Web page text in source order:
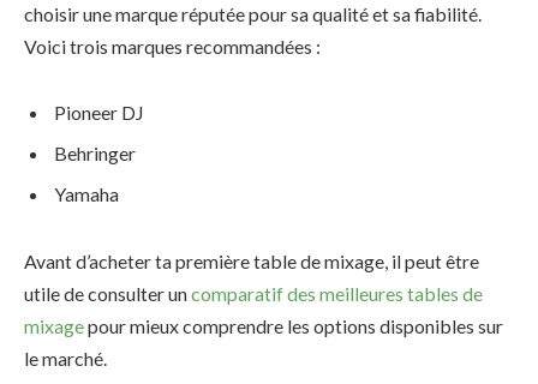
choisir une marque réputée pour sa qualité et sa fiabilité.
Voici trois marques recommandées :
Pioneer DJ
Behringer
Yamaha
Avant d’acheter ta première table de mixage, il peut être
utile de consulter uncomparatif des meilleures tables de
mixagepour mieux comprendre les options disponibles sur
le marché.